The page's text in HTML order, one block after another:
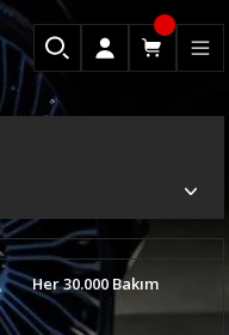
Her 30.000 Bakım